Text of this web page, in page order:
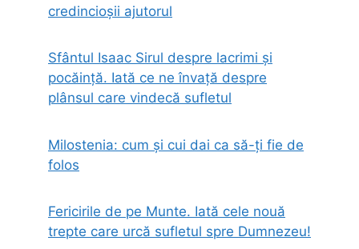
credincioșii ajutorul
Sfântul Isaac Sirul despre lacrimi și
pocăință. Iată ce ne învață despre
plânsul care vindecă sufletul
Milostenia: cum și cui dai ca să-ți fie de
folos
Fericirile de pe Munte. Iată cele nouă
trepte care urcă sufletul spre Dumnezeu!